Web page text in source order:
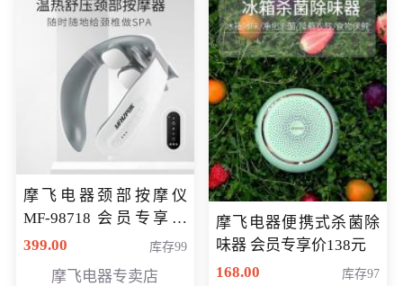
摩飞电器颈部按摩仪
MF-98718 会员专享价
299元
399.00 库存99
摩飞电器专卖店
摩飞电器便携式杀菌除
味器 会员专享价138元
168.00
库存97